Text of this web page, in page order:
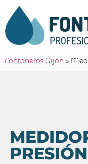
Fontaneros Gijón »
PRESIÓN